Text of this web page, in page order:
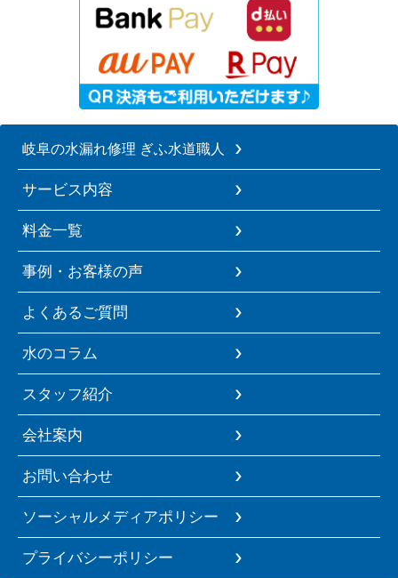
岐阜の水漏れ修理 ぎふ水道職人
サービス内容
料金一覧
事例・お客様の声
よくあるご質問
水のコラム
スタッフ紹介
会社案内
お問い合わせ
ソーシャルメディアポリシー
プライバシーポリシー